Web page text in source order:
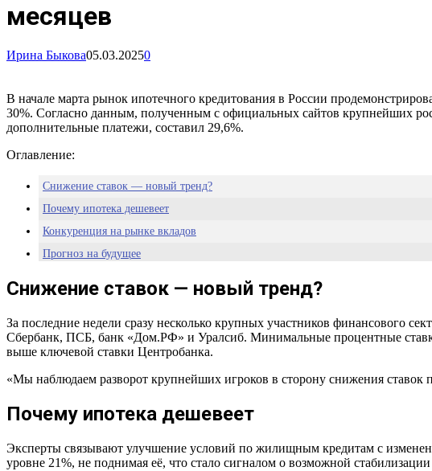
месяцев
Ирина Быкова05.03.20250
В начале марта рынок ипотечного кредитования в России
30%. Согласно данным, полученным с официальных сайтов крупнейших
дополнительные платежи, составил 29,6%.
Оглавление:
Снижение ставок — новый тренд?
Почему ипотека дешевеет
Конкуренция на рынке вкладов
Прогноз на будущее
Снижение ставок — новый тренд?
За последние недели сразу несколько крупных участников финансового
Сбербанк, ПСБ, банк «Дом.РФ» и Уралсиб. Минимальные процентные
выше ключевой ставки Центробанка.
«Мы наблюдаем разворот крупнейших игроков в сторону снижения
Почему ипотека дешевеет
Эксперты связывают улучшение условий по жилищным кредитам с
уровне 21%, не поднимая её, что стало сигналом о возможной